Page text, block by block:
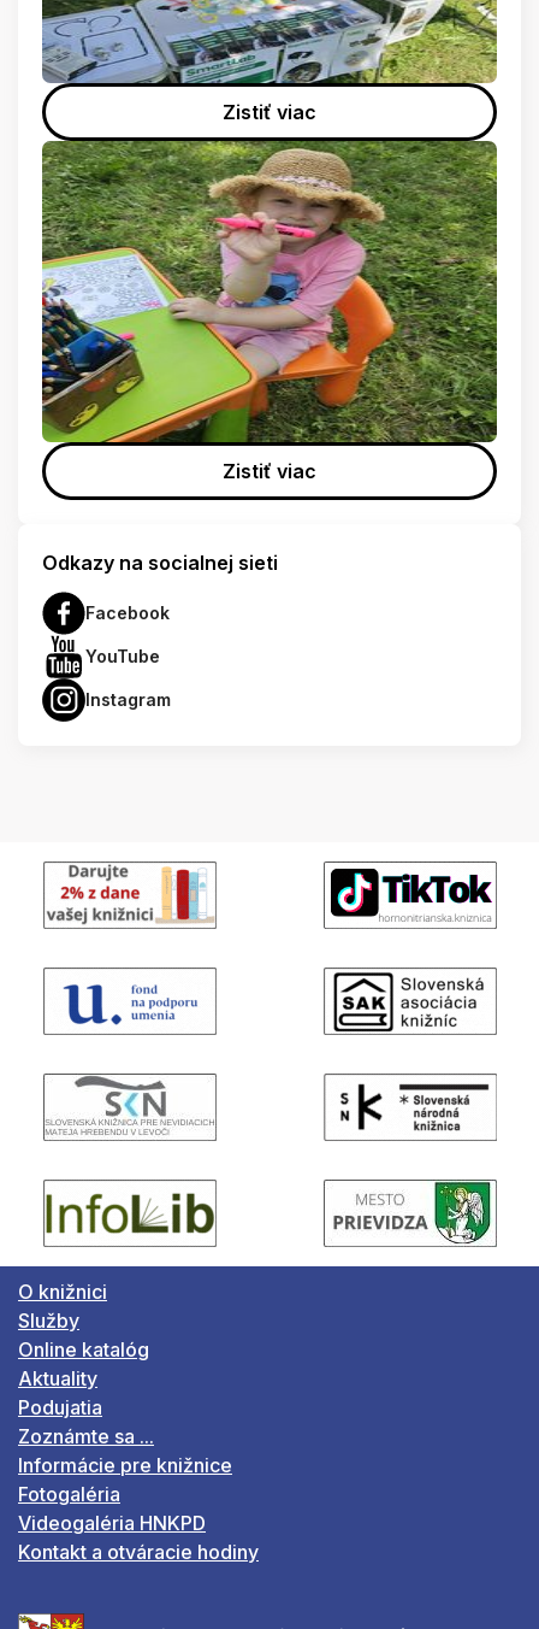
Zistiť viac
Zistiť viac
Odkazy na socialnej sieti
Facebook
YouTube
Instagram
O knižnici
Služby
Online katalóg
Aktuality
Podujatia
Zoznámte sa ...
Informácie pre knižnice
Fotogaléria
Videogaléria HNKPD
Kontakt a otváracie hodiny